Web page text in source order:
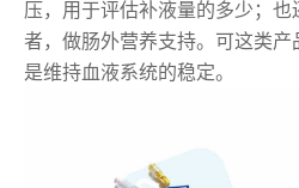
压，用于评估补液量的多少；
者，做肠外营养支持。可这类
是维持血液系统的稳定。